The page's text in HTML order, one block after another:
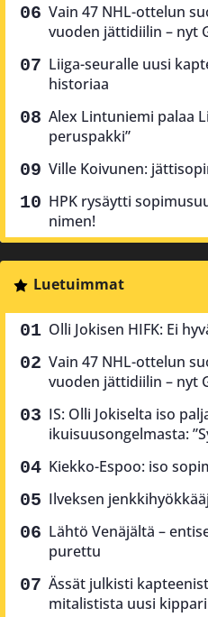
Vain 47 NHL-ottelun
vuoden jättidiilin – nyt
Liiga-seuralle uusi
historiaa
Alex Lintuniemi palaa
peruspakki”
Ville Koivunen:
HPK rysäytti
nimen!
Luetuimmat
Olli Jokisen HIFK: Ei
Vain 47 NHL-ottelun
vuoden jättidiilin – nyt
IS: Olli Jokiselta iso
ikuisuusongelmasta:
Kiekko-Espoo: iso
Ilveksen
Lähtö Venäjältä –
purettu
Ässät julkisti
mitalistista uusi kippari